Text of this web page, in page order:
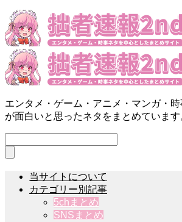
エンタメ・ゲーム・アニメ・マンガ・
が面白いと思ったネタをまとめています
当サイトについて
カテゴリー別記事
5chまとめ
SNSまとめ